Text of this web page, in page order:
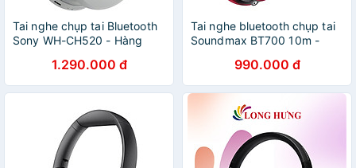
Tai nghe chụp tai Bluetooth
Sony WH-CH520 - Hàng
1.290.000 đ
Tai nghe bluetooth chụp tai
Soundmax BT700 10m -
990.000 đ